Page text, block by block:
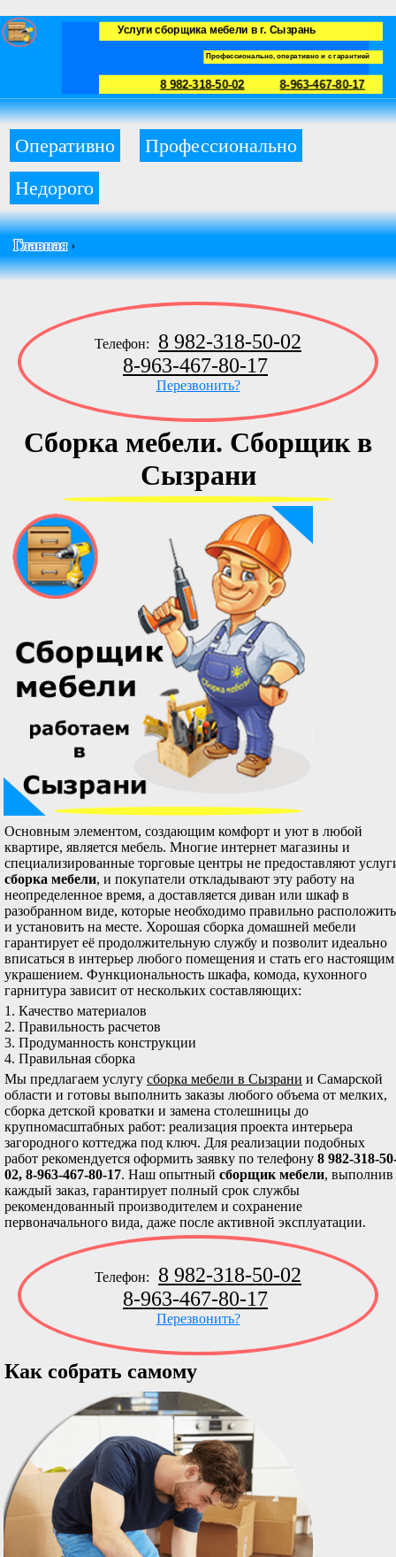
Услуги сборщика мебели в г. Сызрань
Профессионально, оперативно и с гарантией
8 982-318-50-02 8-963-467-80-17
Оперативно
Профессионально
Недорого
Главная›
Телефон:
8 982-318-50-02
8-963-467-80-17
Перезвонить?
Сборка мебели. Сборщик в
Сызрани
Основным элементом, создающим комфорт и уют в любой
квартире, является мебель. Многие интернет магазины и
специализированные торговые центры не предоставляют
сборка мебели, и покупатели откладывают эту работу на
неопределенное время, а доставляется диван или шкаф в
разобранном виде, которые необходимо правильно расположить
и установить на месте. Хорошая сборка домашней мебели
гарантирует её продолжительную службу и позволит идеально
вписаться в интерьер любого помещения и стать его настоящим
украшением. Функциональность шкафа, комода, кухонного
гарнитура зависит от нескольких составляющих:
1. Качество материалов
2. Правильность расчетов
3. Продуманность конструкции
4. Правильная сборка
Мы предлагаем услугу сборка мебели в Сызрани и Самарской
области и готовы выполнить заказы любого объема от мелких,
сборка детской кроватки и замена столешницы до
крупномасштабных работ: реализация проекта интерьера
загородного коттеджа под ключ. Для реализации подобных
работ рекомендуется оформить заявку по телефону 8 982-318-
02, 8-963-467-80-17. Наш опытный сборщик мебели, выполнив
каждый заказ, гарантирует полный срок службы
рекомендованный производителем и сохранение
первоначального вида, даже после активной эксплуатации.
Телефон:
8 982-318-50-02
8-963-467-80-17
Перезвонить?
Как собрать самому